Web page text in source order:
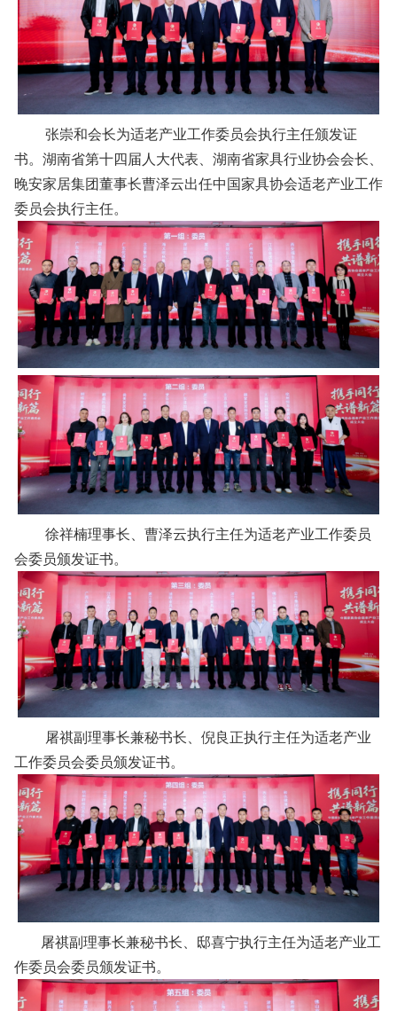
张崇和会长为适老产业工作委员会执行主任颁发证
书。湖南省第十四届人大代表、湖南省家具行业协会会长、
晚安家居集团董事长曹泽云出任中国家具协会适老产业工作
委员会执行主任。
徐祥楠理事长、曹泽云执行主任为适老产业工作委员
会委员颁发证书。
屠祺副理事长兼秘书长、倪良正执行主任为适老产业
工作委员会委员颁发证书。
屠祺副理事长兼秘书长、邸喜宁执行主任为适老产业工
作委员会委员颁发证书。